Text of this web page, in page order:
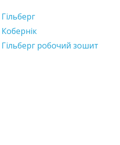
Гільберг робочий зошит